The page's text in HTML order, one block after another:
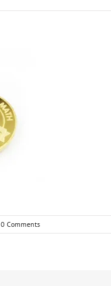
0 Comments